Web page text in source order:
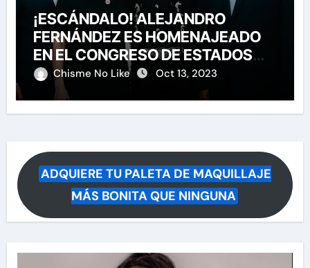
¡ESCÁNDALO! ALEJANDRO
FERNÁNDEZ ES HOMENAJEADO
EN EL CONGRESO DE ESTADOS
UNIDOS
Chisme No Like Oct 13, 2023
ADQUIERE TU PALETA DE MAQUILLAJE
MÁS BONITA QUE NINGUNA